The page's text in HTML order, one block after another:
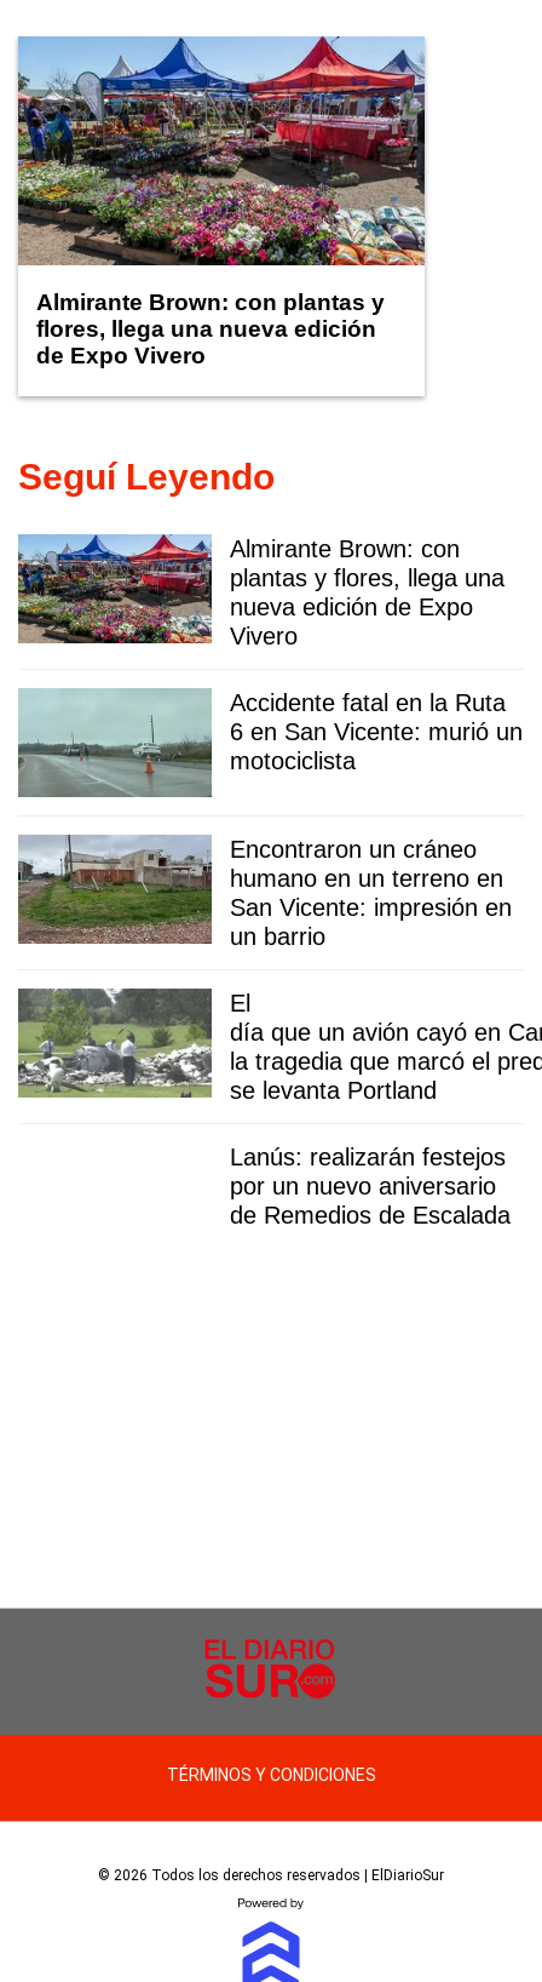
Almirante Brown: con plantas y
flores, llega una nueva edición
de Expo Vivero
Seguí Leyendo
Almirante Brown: con
plantas y flores, llega una
nueva edición de Expo
Vivero
Accidente fatal en la Ruta
6 en San Vicente: murió un
motociclista
Encontraron un cráneo
humano en un terreno en
San Vicente: impresión en
un barrio
El
día que un avión cayó en
la tragedia que marcó el
se levanta Portland
Lanús: realizarán festejos
por un nuevo aniversario
de Remedios de Escalada
TÉRMINOS Y CONDICIONES
© 2026 Todos los derechos reservados | ElDiarioSur